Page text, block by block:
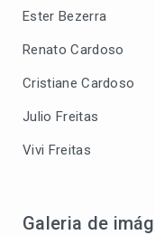
Ester Bezerra
Renato Cardoso
Cristiane Cardoso
Julio Freitas
Vivi Freitas
Galeria de